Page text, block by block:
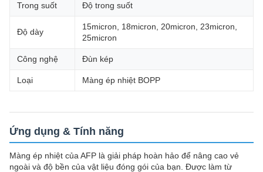
Trong suốt Độ trong suốt
Độ dày
15micron, 18micron, 20micron, 23micron,
25micron
Công nghệ Đùn kép
Loại Màng ép nhiệt BOPP
Ứng dụng & Tính năng
Màng ép nhiệt của AFP là giải pháp hoàn hảo để nâng cao vẻ
ngoài và độ bền của vật liệu đóng gói của bạn. Được làm từ